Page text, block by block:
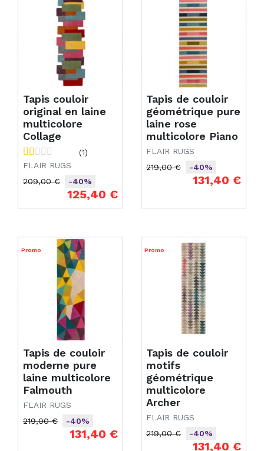
Tapis couloir
original en laine
multicolore
Collage
(1)
FLAIR RUGS
Prix de base
209,00 €
-40%
125,40 €
Tapis de couloir
géométrique pure
laine rose
multicolore Piano
FLAIR RUGS
Prix de base
219,00 €
-40%
131,40 €
Tapis de couloir
moderne pure
laine multicolore
Falmouth
FLAIR RUGS
Prix de base
219,00 €
-40%
131,40 €
Promo
Tapis de couloir
motifs
géométrique
multicolore
Archer
FLAIR RUGS
Prix de base
219,00 €
-40%
131,40 €
Promo